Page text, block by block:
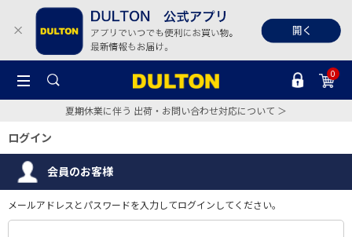
0
夏期休業に伴う 出荷・お問い合わせ対応について ＞
ログイン
会員のお客様
メールアドレスとパスワードを入力してログインしてください。